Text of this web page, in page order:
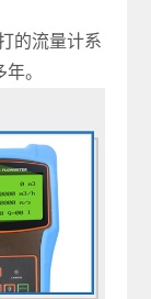
的流量计系
。